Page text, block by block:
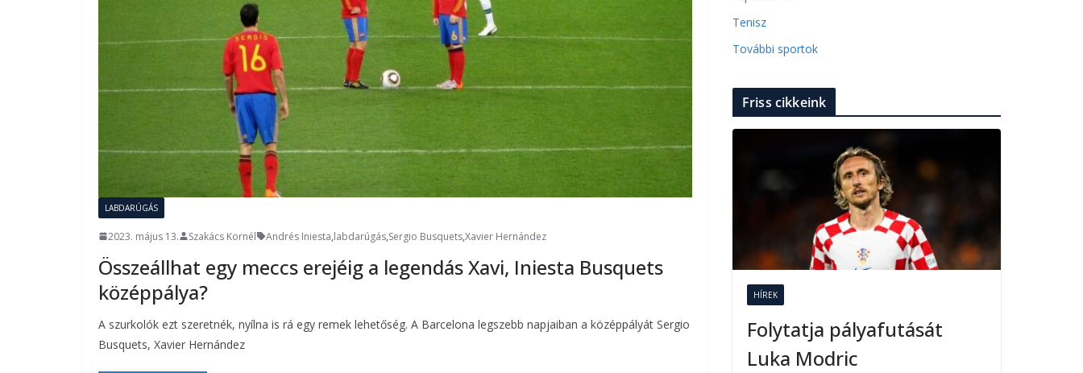
LABDARÚGÁS
2023. május 13. Szakács Kornél Andrés Iniesta,labdarúgás,Sergio Busquets,Xavier Hernández
Összeállhat egy meccs erejéig a legendás Xavi, Iniesta Busquets
középpálya?
A szurkolók ezt szeretnék, nyílna is rá egy remek lehetőség. A Barcelona legszebb napjaiban a középpályát Sergio
Busquets, Xavier Hernández
Tenisz
További sportok
Friss cikkeink
HÍREK
Folytatja pályafutását
Luka Modric